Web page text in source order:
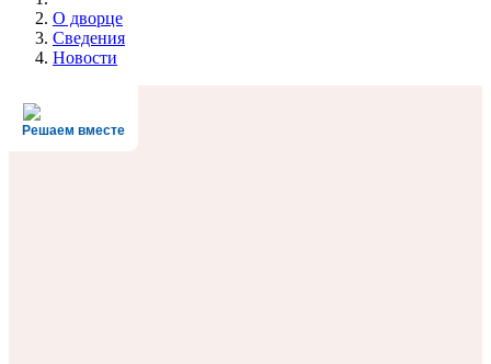
О дворце
Сведения
Новости
Решаем вместе